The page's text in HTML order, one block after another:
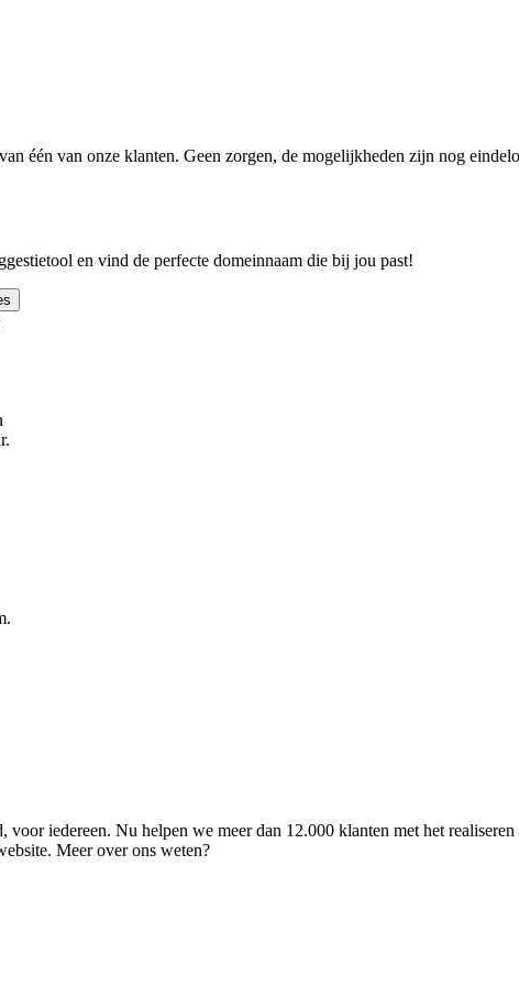
één van onze klanten. Geen zorgen, de mogelijkheden zijn nog
en vind de perfecte domeinnaam die bij jou past!
iedereen. Nu helpen we meer dan 12.000 klanten met het
Meer over ons weten?